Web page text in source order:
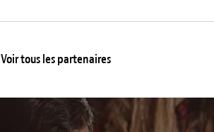
Voir tous les partenaires